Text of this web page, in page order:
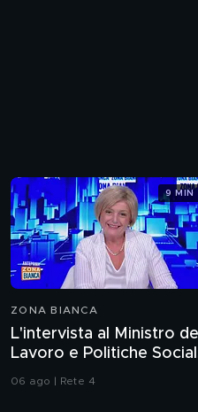
ZONA BIANCA
L'intervista al Ministro del
Lavoro e Politiche
Marina Calderone
06 ago | Rete 4
9 MIN